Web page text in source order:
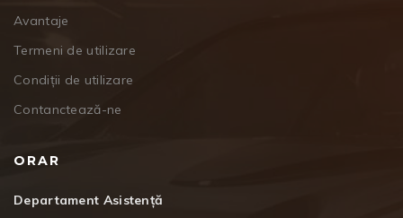
Avantaje
Termeni de utilizare
Condiții de utilizare
Contanctează-ne
ORAR
Departament Asistență